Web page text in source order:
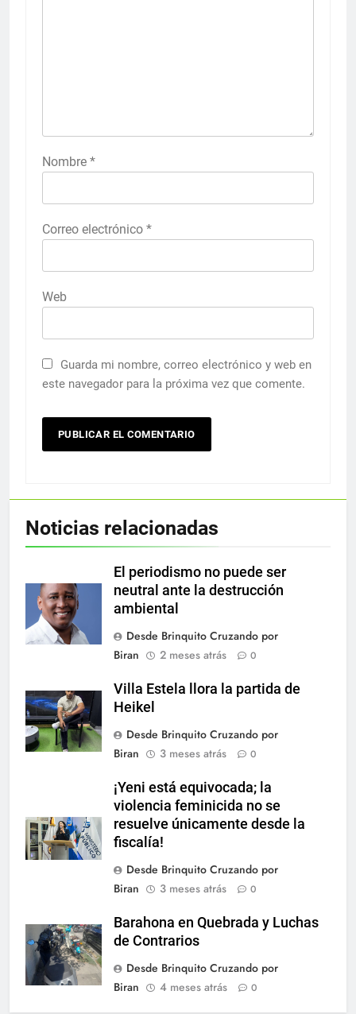
Nombre *
Correo electrónico *
Web
Guarda mi nombre, correo electrónico y web en
este navegador para la próxima vez que comente.
Noticias relacionadas
El periodismo no puede ser
neutral ante la destrucción
ambiental
Desde Brinquito Cruzando por
Biran
2 meses atrás 0
Villa Estela llora la partida de
Heikel
Desde Brinquito Cruzando por
Biran
3 meses atrás 0
¡Yeni está equivocada; la
violencia feminicida no se
resuelve únicamente desde la
fiscalía!
Desde Brinquito Cruzando por
Biran
3 meses atrás 0
Barahona en Quebrada y Luchas
de Contrarios
Desde Brinquito Cruzando por
Biran
4 meses atrás 0